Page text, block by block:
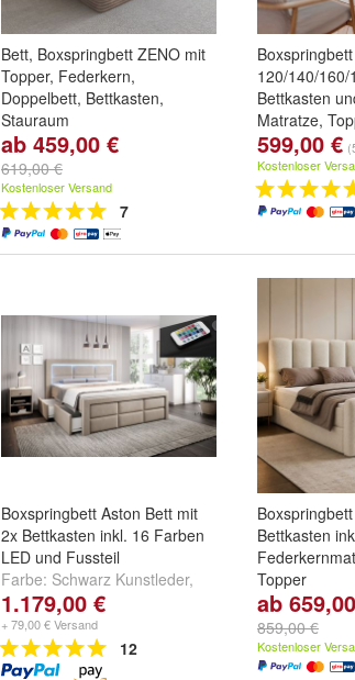
Bett, Boxspringbett ZENO mit
Topper, Federkern,
Doppelbett, Bettkasten,
Stauraum
Farbe:Schwarz: Tilia 100
Hellgrau: Tilia 86
85undweitere ...
ab 459,00 €
619,00 €
Kostenloser Versand
7
120/140/
Bettkasten
Matratze,
Größe::
cm,160x200
...
599,00 €
Kostenloser
Boxspringbett Aston Bett mit
2x Bettkasten inkl. 16 Farben
LED und Fussteil
Farbe: Schwarz Kunstleder,
Weiß Kunstleder
undweitere ...
1.179,00 €
+ 79,00 € Versand
12
Bettkasten
Topper
Farbe:Creme
undweitere ...
ab
859,00 €
Kostenloser